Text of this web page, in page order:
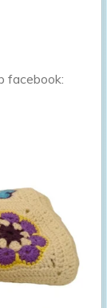
facebook: